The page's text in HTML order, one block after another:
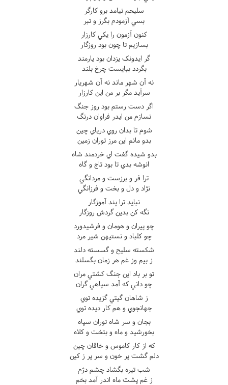
سليحم نيامد برو کارگر
بسي آزمودم بگرز و تبر
کنون آزمون را يکي کارزار
بسازيم تا چون بود روزگار
گر ايدونک يزدان بود يارمند
بگردد ببايست چرخ بلند
نه آن شهر ماند نه آن شهريار
سرآيد مگر بر من اين کارزار
اگر دست رستم بود روز جنگ
نسازم من ايدر فراوان درنگ
شوم تا بدان روي درياي چين
بدو مانم اين مرز توران زمين
بدو شيده گفت اي خردمند شاه
انوشه بدي تا بود تاج و گاه
ترا فر و برزست و مردانگي
نژاد و دل و بخت و فرزانگي
نبايد ترا پند آموزگار
نگه کن بدين گردش روزگار
چو پيران و هومان و فرشيدورد
چو کلباد و نستيهن شير مرد
شکسته سليح و گسسته دلند
ز بيم وز غم هر زمان بگسلند
تو بر باد اين جنگ کشتي مران
چو داني که آمد سپاهي گران
ز شاهان گيتي گزيده توي
جهانجوي و هم کار ديده توي
بجان و سر شاه توران سپاه
بخورشيد و ماه و بتخت و کلاه
که از کار کاموس و خاقان چين
دلم گشت پر خون و سر پر ز کين
شب تيره بگشاد چشم دژم
ز غم پشت ماه اندر آمد بخم